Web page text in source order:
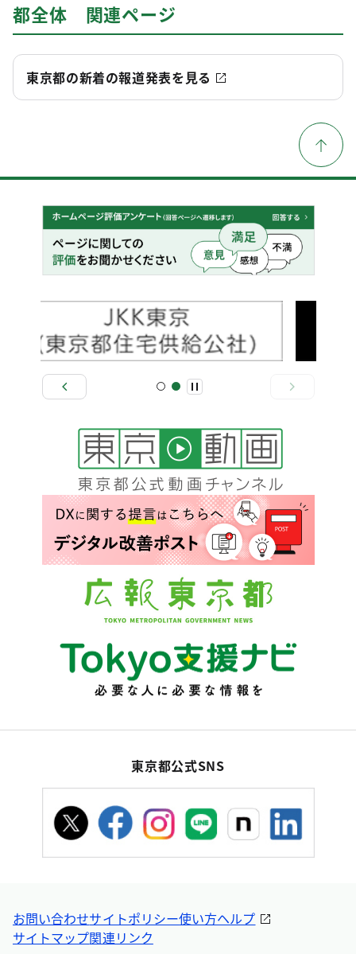
都全体 関連ページ
東京都の新着の報道発表を見る
東京都公式SNS
お問い合わせサイトポリシー使い方ヘルプ
サイトマップ関連リンク